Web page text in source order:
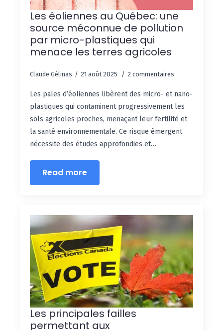
Les éoliennes au Québec: une
source méconnue de pollution
par micro-plastiques qui
menace les terres agricoles
Claude Gélinas 21 août 2025 2 commentaires
Les pales d’éoliennes libèrent des micro- et nano-
plastiques qui contaminent progressivement les
sols agricoles proches, menaçant leur fertilité et
la santé environnementale. Ce risque émergent
nécessite des études approfondies et…
Read more
Les principales failles
permettant aux